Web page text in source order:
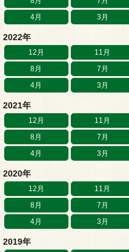
4月
3月
2022年
12月 11月
8月
7月
4月
3月
2021年
12月 11月
8月
7月
4月
3月
2020年
12月 11月
8月
7月
4月
3月
2019年